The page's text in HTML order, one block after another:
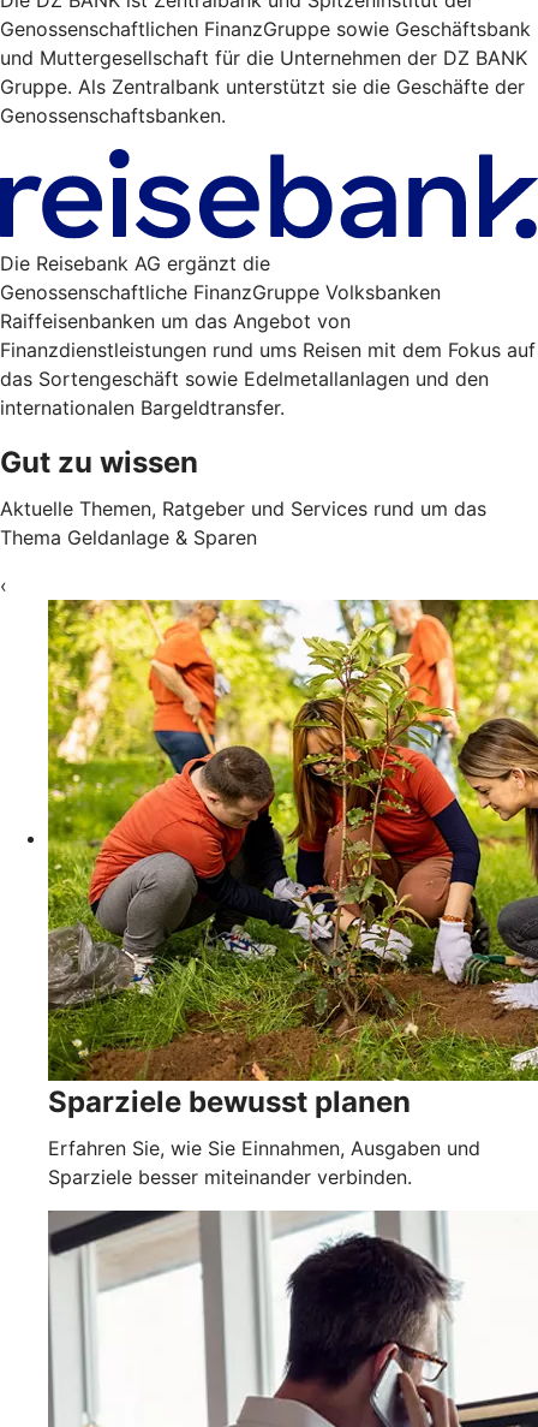
Genossenschaftlichen FinanzGruppe sowie Geschäftsbank
und Muttergesellschaft für die Unternehmen der DZ BANK
Gruppe. Als Zentralbank unterstützt sie die Geschäfte der
Genossenschaftsbanken.
Die Reisebank AG ergänzt die
Genossenschaftliche FinanzGruppe Volksbanken
Raiffeisenbanken um das Angebot von
Finanzdienstleistungen rund ums Reisen mit dem Fokus auf
das Sortengeschäft sowie Edelmetallanlagen und den
internationalen Bargeldtransfer.
Gut zu wissen
Aktuelle Themen, Ratgeber und Services rund um das
Thema Geldanlage & Sparen
‹
Sparziele bewusst planen
Erfahren Sie, wie Sie Einnahmen, Ausgaben und
Sparziele besser miteinander verbinden.